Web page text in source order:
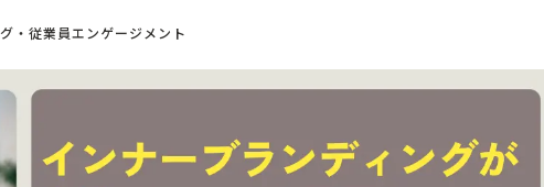
・従業員エンゲージメント